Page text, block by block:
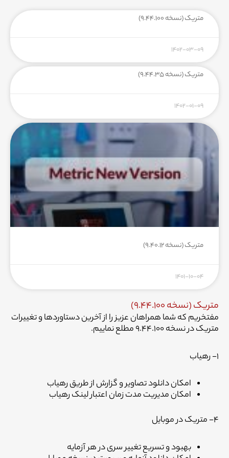
متریک (نسخه ۹.۴۴.۱۰۰)
۱۴۰۲-۰۳-۰۹
متریک (نسخه ۹.۴۴.۳۵)
۱۴۰۲-۰۱-۰۹
متریک (نسخه ۹.۴۰.۱۲)
۱۴۰۱-۱۰-۰۴
متریک (نسخه ۹.۴۴.۱۰۰)
مفتخریم که شما همراهان عزیز را از آخرین دستاوردها و تغییرات
متریک در نسخه ۹.۴۴.۱۰۰ مطلع نماییم.
۱- رهیاب
امکان دانلود تصاویر و گزارش از طریق رهیاب
امکان مدیریت مدت زمان اعتبار لینک رهیاب
۴- متریک در موبایل
بهبود و تسریع تغییر سری در هر آزمایه